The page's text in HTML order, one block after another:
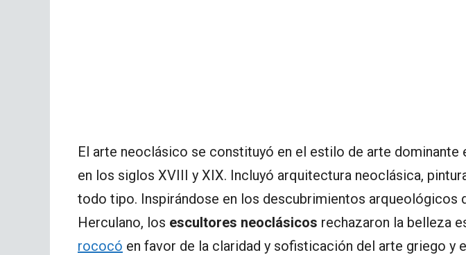
El arte neoclásico se constituyó en el estilo de arte dominante
en los siglos XVIII y XIX. Incluyó arquitectura neoclásica,
todo tipo. Inspirándose en los descubrimientos arqueológicos
Herculano, los escultores neoclásicos rechazaron la belleza
rococó en favor de la claridad y sofisticación del arte griego y